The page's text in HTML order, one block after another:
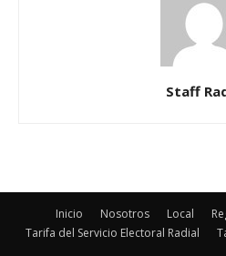
Staff
Inicio Nosotros Local
Tarifa del Servicio Electoral Radial